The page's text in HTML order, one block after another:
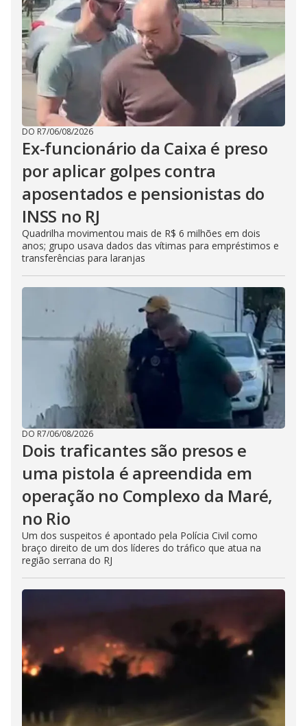
DO R7/06/08/2026
Ex-funcionário da Caixa é preso
por aplicar golpes contra
aposentados e pensionistas do
INSS no RJ
Quadrilha movimentou mais de R$ 6 milhões em dois
anos; grupo usava dados das vítimas para empréstimos e
transferências para laranjas
DO R7/06/08/2026
Dois traficantes são presos e
uma pistola é apreendida em
operação no Complexo da Maré,
no Rio
Um dos suspeitos é apontado pela Polícia Civil como
braço direito de um dos líderes do tráfico que atua na
região serrana do RJ